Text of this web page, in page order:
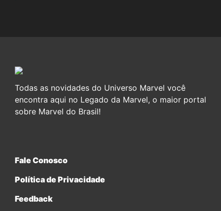
Todas as novidades do Universo Marvel você
encontra aqui no Legado da Marvel, o maior portal
sobre Marvel do Brasil!
Fale Conosco
Política de Privacidade
Feedback